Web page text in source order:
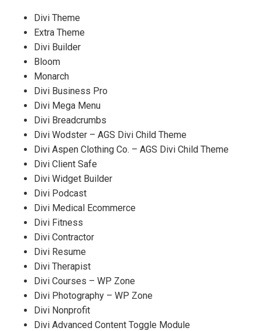
Divi Theme
Extra Theme
Divi Builder
Bloom
Monarch
Divi Business Pro
Divi Mega Menu
Divi Breadcrumbs
Divi Wodster – AGS Divi Child Theme
Divi Aspen Clothing Co. – AGS Divi Child Theme
Divi Client Safe
Divi Widget Builder
Divi Podcast
Divi Medical Ecommerce
Divi Fitness
Divi Contractor
Divi Resume
Divi Therapist
Divi Courses – WP Zone
Divi Photography – WP Zone
Divi Nonprofit
Divi Advanced Content Toggle Module